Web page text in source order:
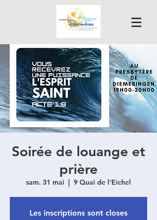
Soirée de louange et
prière
sam. 31 mai
  |
9 Quai de l'Eichel
Les inscriptions sont closes